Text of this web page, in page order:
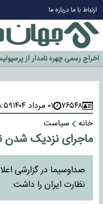
ارتباط با مادرباره ما
چرا طلا دوباره افزایشی شد؟
گزینه جدایی اوسمار روی میز
آیا رئیس جمهور آمریکا قانون را
اخراج رسمی چهره نامدار از
سازمان اطلاعات سپاه: پروژه دولت
۷۶۵۴۸ ۰۱ مرداد ۱۴۰۴
خانه
سیاست
ماجرای نزدیک شدن
نظارت ایران را داشت.